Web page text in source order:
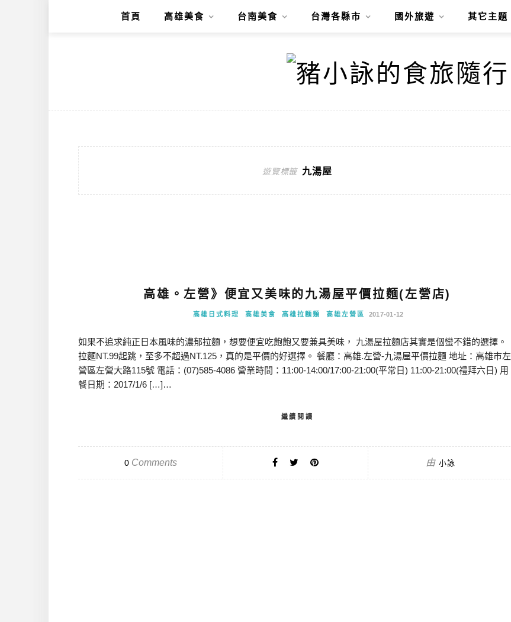
首頁 高雄美食 台南美食 台灣各縣市 國外旅遊 其它主題
遊覽標籤 九湯屋
高雄。左營》便宜又美味的九湯屋平價拉麵(左營店)
高雄日式料理 高雄美食 高雄拉麵類 高雄左營區 2017-01-12
如果不追求純正日本風味的濃郁拉麵，想要便宜吃飽飽又要兼具美味， 九湯屋拉麵店其實是個蠻不錯的選擇。
拉麵NT.99起跳，至多不超過NT.125，真的是平價的好選擇。 餐廳：高雄.左營-九湯屋平價拉麵 地址：高雄市左
營區左營大路115號 電話：(07)585-4086 營業時間：11:00-14:00/17:00-21:00(平常日) 11:00-21:00(禮拜六日) 用
餐日期：2017/1/6 […]…
繼續閱讀
0Comments 由 小詠